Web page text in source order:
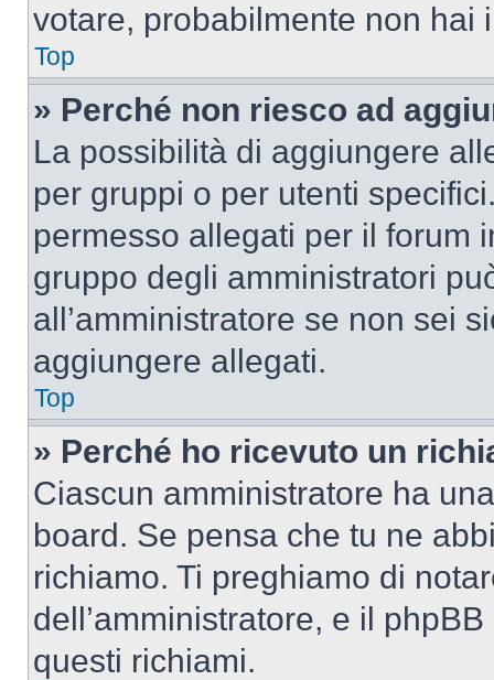
votare, probabilmente non hai
Top
» Perché non riesco ad
La possibilità di aggiungere
per gruppi o per utenti
permesso allegati per il forum
gruppo degli amministratori
all’amministratore se non sei
aggiungere allegati.
Top
» Perché ho ricevuto un
Ciascun amministratore ha
board. Se pensa che tu ne
richiamo. Ti preghiamo di
dell’amministratore, e il
questi richiami.